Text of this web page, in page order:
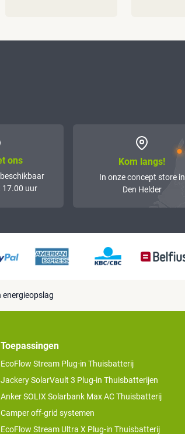
ons
17.00 uur
Kom langs!
In onze concept store in
Den Helder
energieopslag
Toepassingen
EcoFlow Stream Plug-in Thuisbatterij
Jackery SolarVault 3 Plug-in Thuisbatterijen
Anker SOLIX Solarbank Max AC Thuisbatterij
Camper off-grid systemen
EcoFlow Stream Ultra X Plug-in Thuisbatterij